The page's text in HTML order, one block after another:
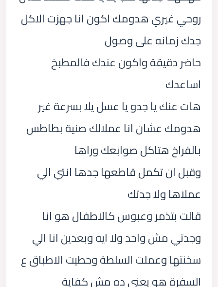
روحي غيري هدومك اكون انا جهزت الاكل
جدك زمانه على وصول
حاضر دقيقة واكون عندك فالمطبخ
اساعدك
هات عنك يا جدو يا عسل يلا بسرعة غير
هدومك عشان انا عملالك صنية بطاطس
بالفراخ هتاكل صوابعك وراها
وقبل ان تكمل قاطعها جدها انتي الي
عملاها ولا جدتك
قالت بتذمر وعبوس كالاطفال هو انا
وجدتي مش واحد ولا ايه وبعدين انا الي
سخنتها وعملت السلطة وحطيت الاطباق ع
السفرة هو يعني ده مش كفاية